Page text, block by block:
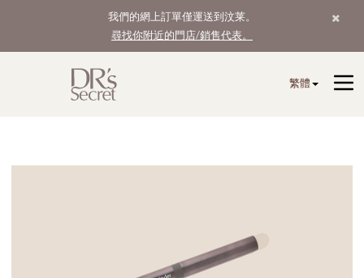
我們的網上訂單僅運送到汶莱。
尋找你附近的門店/銷售代表。
繁體